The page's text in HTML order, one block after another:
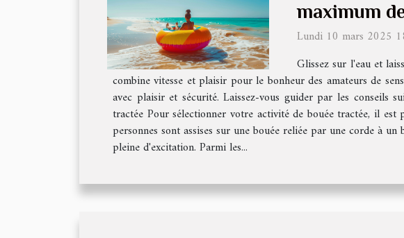
maximum
Lundi 10 mars 2025
Glissez sur l'eau et
combine vitesse et plaisir pour le bonheur des amateurs de
avec plaisir et sécurité. Laissez-vous guider par les conseils
tractée Pour sélectionner votre activité de bouée tractée, il
personnes sont assises sur une bouée reliée par une corde à
pleine d'excitation. Parmi les...